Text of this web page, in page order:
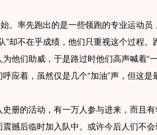
率先跑出的是一些领跑的专业运动员
”却不在乎成绩，他们只重视这个过程。
他们助威，于是路过时他们高声喊着“
应着，虽然仅是几个“加油”声，但这是
的活动，有一万人参与进来，而且有
撼后临时加入队中。或许今后人们不